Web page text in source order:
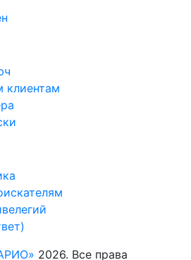
клиентам
2026. Все права